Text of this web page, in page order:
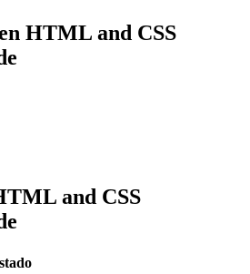
HTML and CSS
and CSS